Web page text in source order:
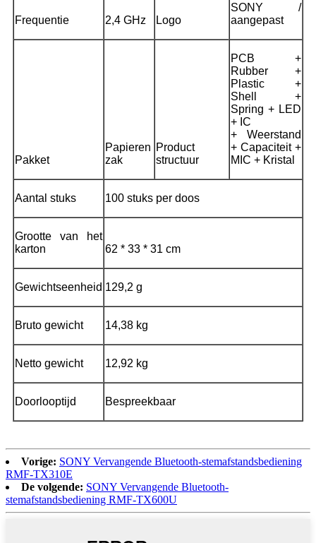
Frequentie 2,4 GHz Logo
SONY /
aangepast
Pakket
Papieren
zak
Product
structuur
PCB +
Rubber +
Plastic +
Shell +
Spring + LED
+ IC
+ Weerstand
+ Capaciteit +
MIC + Kristal
Aantal stuks 100 stuks per doos
Grootte van het
karton
62 * 33 * 31 cm
Gewichtseenheid 129,2 g
Bruto gewicht 14,38 kg
Netto gewicht 12,92 kg
Doorlooptijd Bespreekbaar
Vorige: SONY Vervangende Bluetooth-stemafstandsbediening
RMF-TX310E
De volgende: SONY Vervangende Bluetooth-
stemafstandsbediening RMF-TX600U